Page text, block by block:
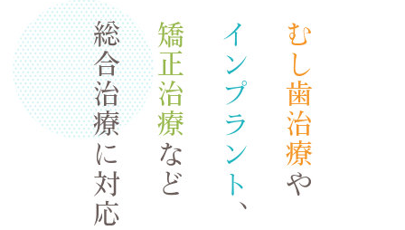
むし歯治療
や
インプラント
、
矯正治療
など
総合治療に対応